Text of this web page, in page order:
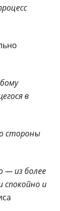
в
стороны
— из более
спокойно и